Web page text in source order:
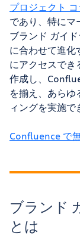
プロジェクト
であり、特にマ
ブランド ガイ
に合わせて進化
にアクセスでき
作成し、
を揃え、あら
ィングを実施で
Confluence で
ブランド
とは